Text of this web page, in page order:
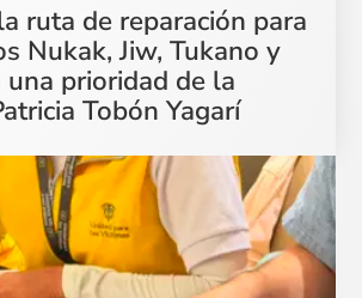
ruta de reparación para
Nukak, Jiw, Tukano y
una prioridad de la
Tobón Yagarí